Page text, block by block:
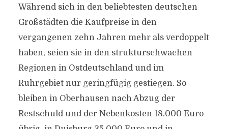
Während sich in den beliebtesten deutschen
Großstädten die Kaufpreise in den
vergangenen zehn Jahren mehr als verdoppelt
haben, seien sie in den strukturschwachen
Regionen in Ostdeutschland und im
Ruhrgebiet nur geringfügig gestiegen. So
bleiben in Oberhausen nach Abzug der
Restschuld und der Nebenkosten 18.000 Euro